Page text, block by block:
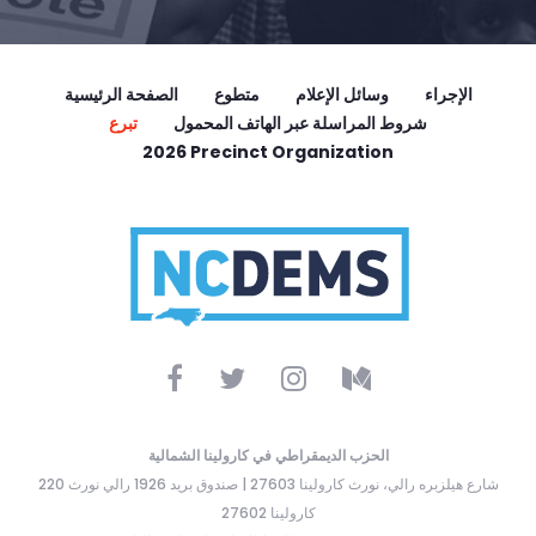
الصفحة الرئيسية متطوع وسائل الإعلام
الإجراء
تبرع
شروط المراسلة عبر الهاتف المحمول
2026 Precinct Organization
الحزب الديمقراطي في كارولينا الشمالية
220 شارع هيلزبره رالي، نورث كارولينا 27603 | صندوق بريد 1926 رالي نورث
كارولينا 27602